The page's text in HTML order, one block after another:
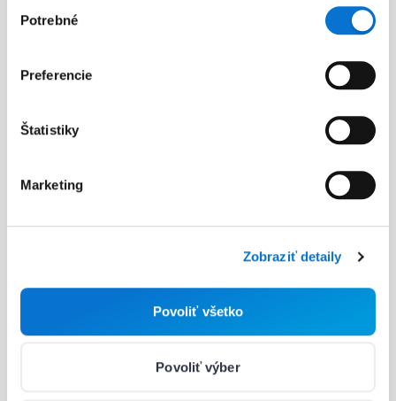
súhlasu
Potrebné
Preferencie
Štatistiky
Marketing
Zobraziť detaily
Povoliť všetko
Povoliť výber
@BarionPayment
Barion Smart Gateway
Barion Bridge
Ceny
Ceny
Přihlášení
Stát se klientem